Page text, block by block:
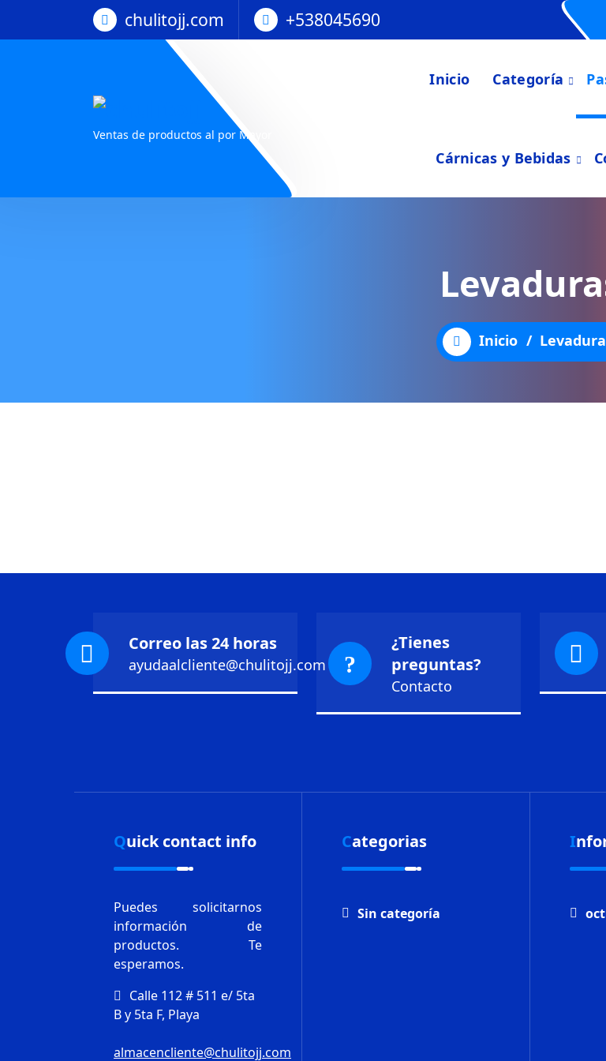
chulitojj.com +538045690
Ventas de productos al por Mayor
Inicio Categoría
Cárnicas y Bebidas
Inicio /
Correo las 24 horas
ayudaalcliente@chulitojj.com
¿Tienes
preguntas?
Contacto
Quick contact info
Puedes solicitarnos
información de
productos. Te
esperamos.
Calle 112 # 511 e/ 5ta
B y 5ta F, Playa
almacencliente@chulitojj.com
Categorias
Sin categoría